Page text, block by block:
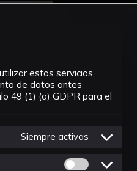
estos servicios,
de datos antes
49 (1) (a) GDPR para el
Siempre activas
Permitir